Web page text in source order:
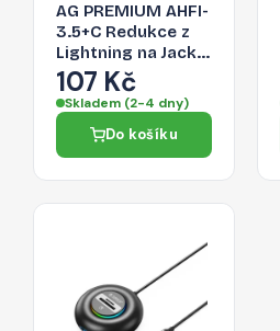
AG PREMIUM AHFI-
3.5+C Redukce z
Lightning na Jack
3,5/Lightning,
stříbrná
107 Kč
Skladem (2-4 dny)
Do košíku